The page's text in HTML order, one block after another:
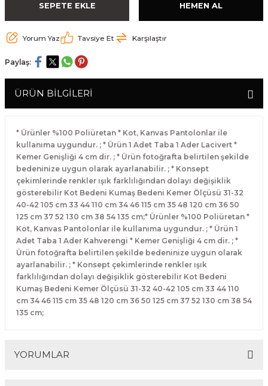
SEPETE EKLE HEMEN AL
Yorum Yaz Tavsiye Et Karşılaştır
Paylaş:
ÜRÜN BİLGİLERİ
* Ürünler %100 Poliüretan * Kot, Kanvas Pantolonlar ile
kullanıma uygundur. ; * Ürün 1 Adet Taba 1 Ader Lacivert *
Kemer Genişliği 4 cm dir. ; * Ürün fotoğrafta belirtilen şekilde
bedeninize uygun olarak ayarlanabilir. ; * Konsept
çekimlerinde renkler ışık farklılığından dolayı değişiklik
gösterebilir Kot Bedeni Kumaş Bedeni Kemer Ölçüsü 31-32
40-42 105 cm 33 44 110 cm 34 46 115 cm 35 48 120 cm 36 50
125 cm 37 52 130 cm 38 54 135 cm;* Ürünler %100 Poliüretan *
Kot, Kanvas Pantolonlar ile kullanıma uygundur. ; * Ürün 1
Adet Taba 1 Ader Kahverengi * Kemer Genişliği 4 cm dir. ; *
Ürün fotoğrafta belirtilen şekilde bedeninize uygun olarak
ayarlanabilir. ; * Konsept çekimlerinde renkler ışık
farklılığından dolayı değişiklik gösterebilir Kot Bedeni
Kumaş Bedeni Kemer Ölçüsü 31-32 40-42 105 cm 33 44 110
cm 34 46 115 cm 35 48 120 cm 36 50 125 cm 37 52 130 cm 38 54
135 cm;
YORUMLAR